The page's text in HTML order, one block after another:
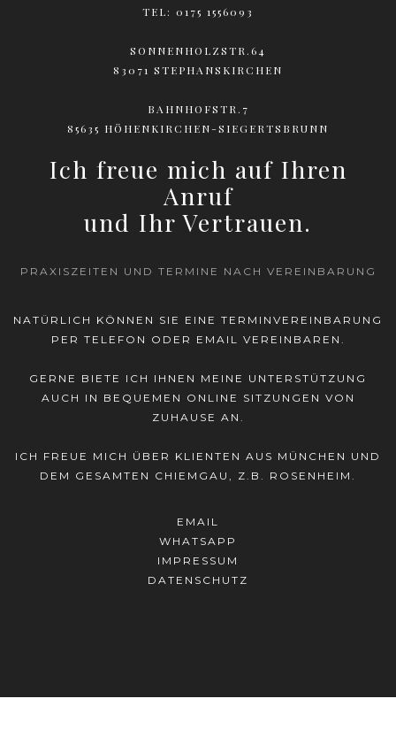
TEL: 0175 1556093
SONNENHOLZSTR.64
83071 STEPHANSKIRCHEN
BAHNHOFSTR.7
85635 HÖHENKIRCHEN-SIEGERTSBRUNN
Ich freue mich auf Ihren
Anruf
und Ihr Vertrauen.
PRAXISZEITEN UND TERMINE NACH VEREINBARUNG
NATÜRLICH KÖNNEN SIE EINE TERMINVEREINBARUNG
PER TELEFON ODER EMAIL VEREINBAREN.
GERNE BIETE ICH IHNEN MEINE UNTERSTÜTZUNG
AUCH IN BEQUEMEN ONLINE SITZUNGEN VON
ZUHAUSE AN.
ICH FREUE MICH ÜBER KLIENTEN AUS MÜNCHEN UND
DEM GESAMTEN CHIEMGAU, Z.B. ROSENHEIM.
EMAIL
WHATSAPP
IMPRESSUM
DATENSCHUTZ